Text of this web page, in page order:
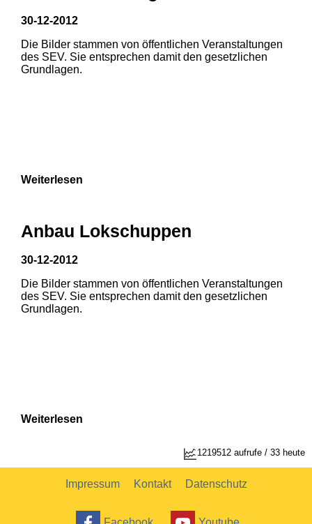
1 2
1 2
30-12-2012
Die Bilder stammen von öffentlichen Veranstaltungen
des SEV. Sie entsprechen damit den gesetzlichen
Grundlagen.
Weiterlesen
Anbau Lokschuppen
30-12-2012
Die Bilder stammen von öffentlichen Veranstaltungen
des SEV. Sie entsprechen damit den gesetzlichen
Grundlagen.
Weiterlesen
1219512 aufrufe / 33 heute
Impressum Kontakt Datenschutz